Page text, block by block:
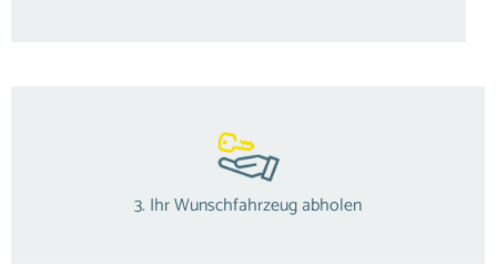
3. Ihr Wunschfahrzeug abholen